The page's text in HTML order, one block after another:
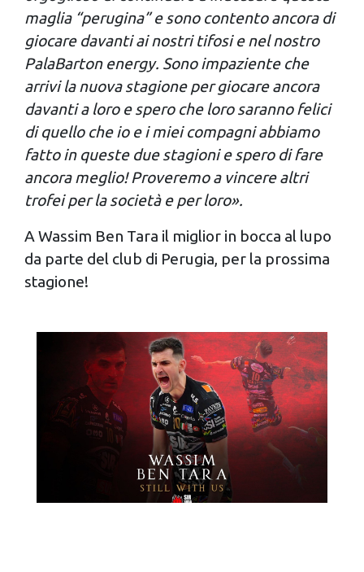
maglia “perugina” e sono contento ancora di
giocare davanti ai nostri tifosi e nel nostro
PalaBarton energy. Sono impaziente che
arrivi la nuova stagione per giocare ancora
davanti a loro e spero che loro saranno felici
di quello che io e i miei compagni abbiamo
fatto in queste due stagioni e spero di fare
ancora meglio! Proveremo a vincere altri
trofei per la società e per loro».
A Wassim Ben Tara il miglior in bocca al lupo
da parte del club di Perugia, per la prossima
stagione!